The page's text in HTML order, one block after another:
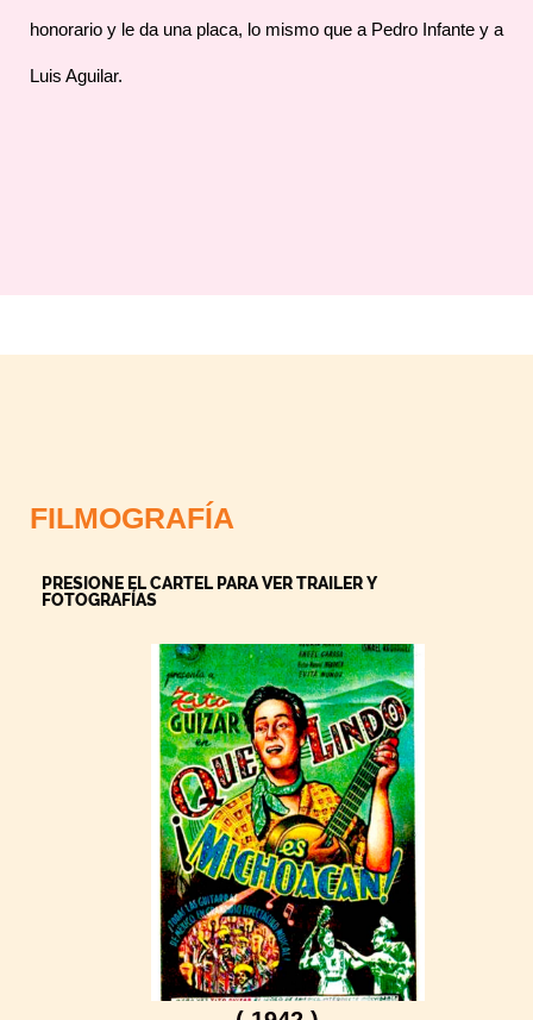
honorario y le da una placa, lo mismo que a Pedro Infante y a
Luis Aguilar.
FILMOGRAFÍA
PRESIONE EL CARTEL PARA VER TRAILER Y
FOTOGRAFÍAS